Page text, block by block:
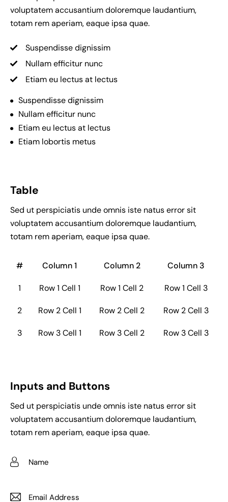
voluptatem accusantium doloremque laudantium,
totam rem aperiam, eaque ipsa quae.
Suspendisse dignissim
Nullam efficitur nunc
Etiam eu lectus at lectus
Suspendisse dignissim
Nullam efficitur nunc
Etiam eu lectus at lectus
Etiam lobortis metus
Table
Sed ut perspiciatis unde omnis iste natus error sit
voluptatem accusantium doloremque laudantium,
totam rem aperiam, eaque ipsa quae.
# Column 1 Column 2 Column 3
1 Row 1 Cell 1 Row 1 Cell 2 Row 1 Cell 3
2 Row 2 Cell 1 Row 2 Cell 2 Row 2 Cell 3
3 Row 3 Cell 1 Row 3 Cell 2 Row 3 Cell 3
Inputs and Buttons
Sed ut perspiciatis unde omnis iste natus error sit
voluptatem accusantium doloremque laudantium,
totam rem aperiam, eaque ipsa quae.